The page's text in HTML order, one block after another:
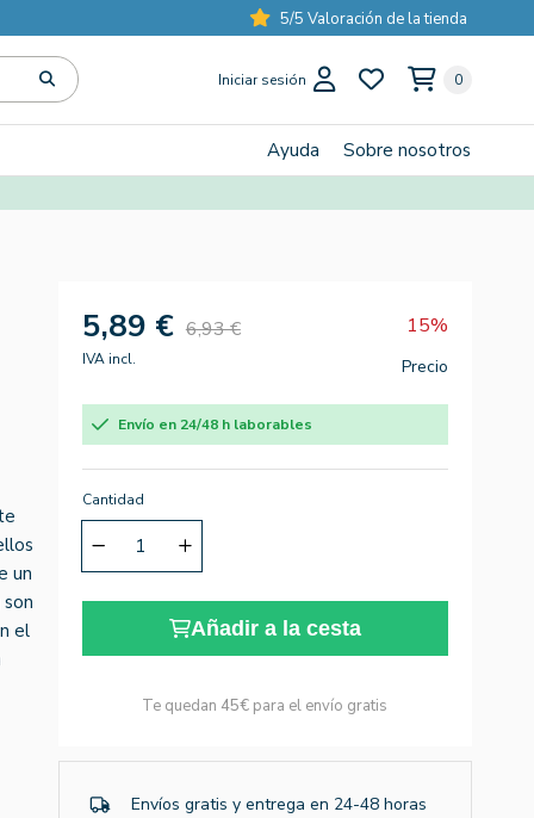
5/5 Valoración de la tienda
Iniciar sesión 0
Ayuda Sobre nosotros
un
el
5,89 € 6,93 € 15%
IVA incl. Precio
Envío en 24/48 h laborables
Cantidad
Añadir a la cesta
Te quedan 45€ para el envío gratis
Envíos gratis y entrega en 24-48 horas